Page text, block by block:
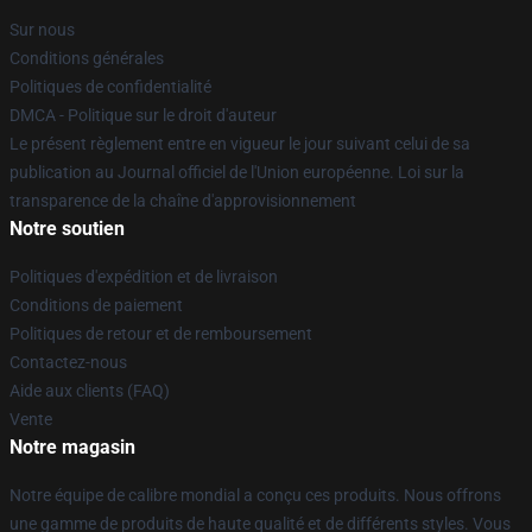
Sur nous
Conditions générales
Politiques de confidentialité
DMCA - Politique sur le droit d'auteur
Le présent règlement entre en vigueur le jour suivant celui de sa
publication au Journal officiel de l'Union européenne. Loi sur la
transparence de la chaîne d'approvisionnement
Notre soutien
Politiques d'expédition et de livraison
Conditions de paiement
Politiques de retour et de remboursement
Contactez-nous
Aide aux clients (FAQ)
Vente
Notre magasin
Notre équipe de calibre mondial a conçu ces produits. Nous offrons
une gamme de produits de haute qualité et de différents styles. Vous